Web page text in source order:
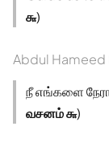
௬)
Abdul Hameed
நீ எங்களை
வசனம் ௬)